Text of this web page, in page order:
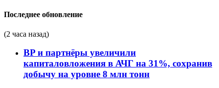
Последнее обновление
(2 часа назад)
BP и партнёры увеличили
капиталовложения в АЧГ на 31%, сохранив
добычу на уровне 8 млн тонн